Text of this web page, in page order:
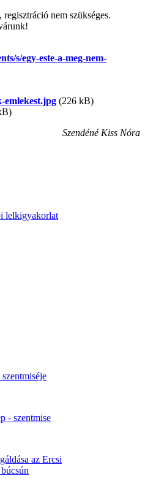
nem szükséges.
s/egy-este-a-meg-nem-
emlekest.jpg (226 kB)
Szendéné Kiss Nóra
lelkigyakorlat
- szentmise
az Ercsi